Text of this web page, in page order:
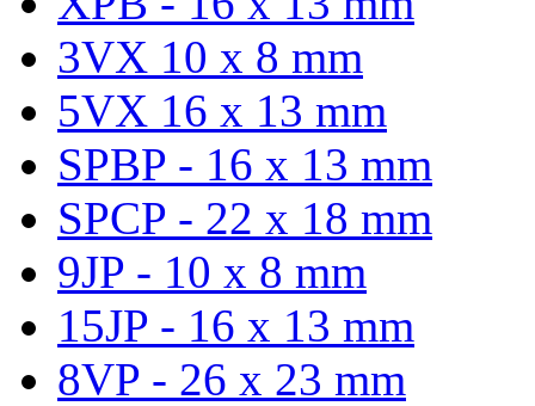
3VX 10 x 8 mm
5VX 16 x 13 mm
SPBP - 16 x 13 mm
SPCP - 22 x 18 mm
9JP - 10 x 8 mm
15JP - 16 x 13 mm
8VP - 26 x 23 mm